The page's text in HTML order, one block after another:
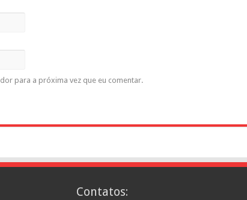
para a próxima vez que eu comentar.
Contatos: